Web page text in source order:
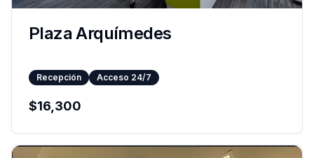
Plaza Arquímedes
Recepción Acceso 24/7
$16,300